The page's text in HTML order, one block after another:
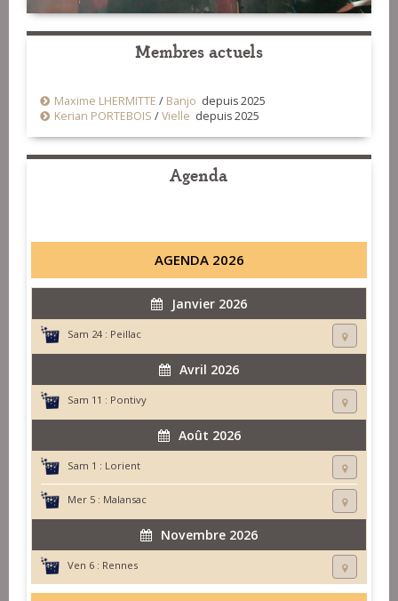
Membres actuels
Maxime LHERMITTE / Banjo depuis 2025
Kerian PORTEBOIS /Vielle depuis 2025
Agenda
AGENDA 2026
Janvier 2026
Sam 24 : Peillac
Avril 2026
Sam 11 : Pontivy
Août 2026
Sam 1 : Lorient
Mer 5 : Malansac
Novembre 2026
Ven 6 : Rennes